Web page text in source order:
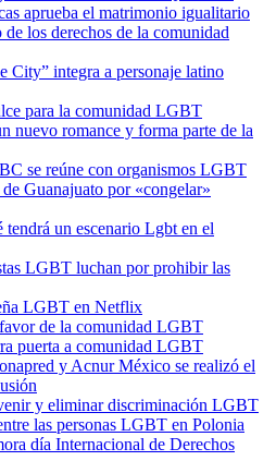
aprueba el matrimonio igualitario
los derechos de la comunidad
City” integra a personaje latino
para la comunidad LGBT
nuevo romance y forma parte de la
se reúne con organismos LGBT
Guanajuato por «congelar»
tendrá un escenario Lgbt en el
LGBT luchan por prohibir las
LGBT en Netflix
de la comunidad LGBT
puerta a comunidad LGBT
y Acnur México se realizó el
y eliminar discriminación LGBT
las personas LGBT en Polonia
día Internacional de Derechos